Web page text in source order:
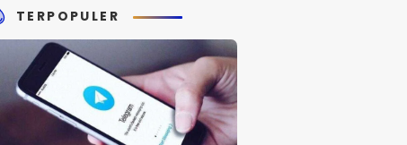
TERPOPULER